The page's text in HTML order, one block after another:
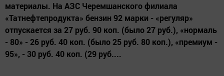
материалы. На АЗС Черемшанского филиала
«Татнефтепродукта» бензин 92 марки - «регуляр»
отпускается за 27 руб. 90 коп. (было 27 руб.), «нормаль
- 80» - 26 руб. 40 коп. (было 25 руб. 80 коп.), «премиум -
95», - 30 руб. 40 коп. (29 руб....